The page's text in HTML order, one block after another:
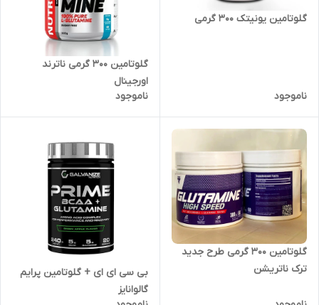
گلوتامین یونیتک ۳۰۰ گرمی
ناموجود
گلوتامین ۳۰۰ گرمی ناترند
اورجینال
ناموجود
گلوتامین ۳۰۰ گرمی طرح جدید
ترک ناتریشن
بی سی ای ای + گلوتامین پرایم
گالوانایز